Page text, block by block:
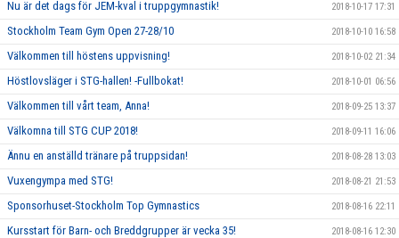
Nu är det dags för JEM-kval i truppgymnastik! 2018-10-17 17:31
Stockholm Team Gym Open 27-28/10 2018-10-10 16:58
Välkommen till höstens uppvisning! 2018-10-02 21:34
Höstlovsläger i STG-hallen! -Fullbokat! 2018-10-01 06:56
Välkommen till vårt team, Anna! 2018-09-25 13:37
Välkomna till STG CUP 2018! 2018-09-11 16:06
Ännu en anställd tränare på truppsidan! 2018-08-28 13:03
Vuxengympa med STG! 2018-08-21 21:53
Sponsorhuset-Stockholm Top Gymnastics 2018-08-16 22:11
Kursstart för Barn- och Breddgrupper är vecka 35! 2018-08-16 12:30